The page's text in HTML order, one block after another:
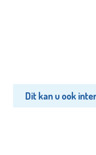
Dit kan u ook